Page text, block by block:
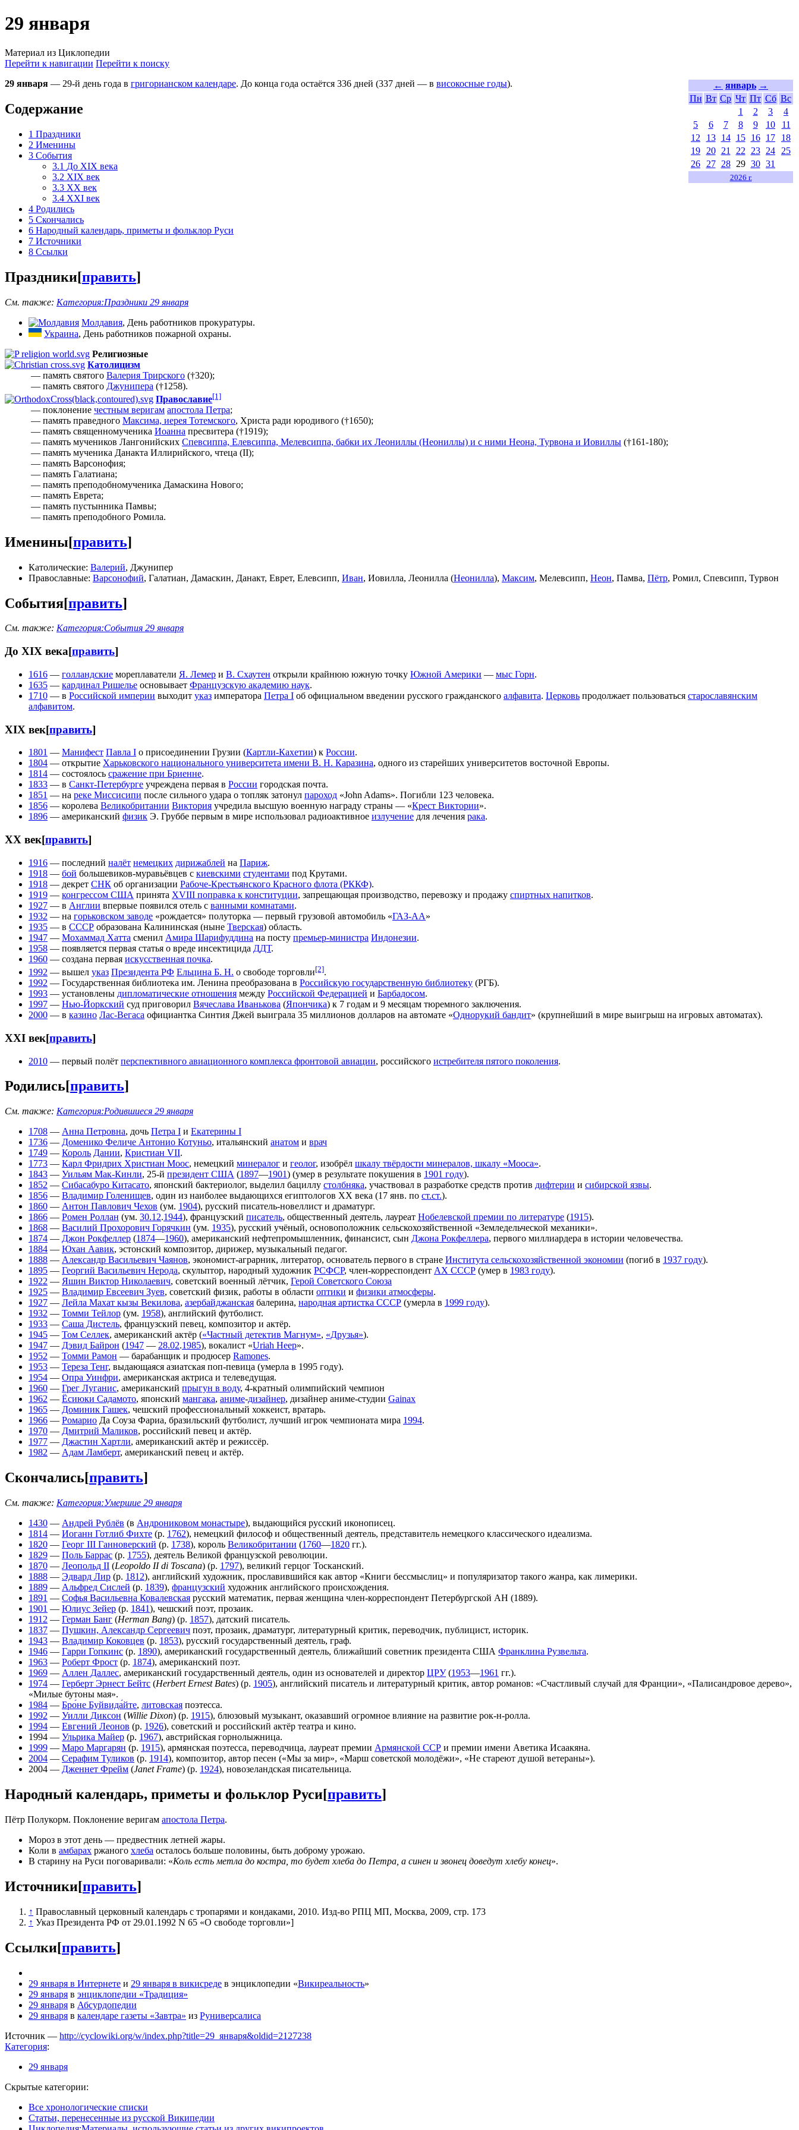
29 января
Материал из Циклопедии
Перейти к навигации Перейти к поиску
← январь →
Пн Вт Ср Чт Пт Сб Вс
1
2 3
4
5
6 7 8 9 10
11
12
13 14 15 16 17
18
19
20 21 22 23 24
25
26
27 28 29 30 31
2026 г.
29 января — 29-й день года в григорианском календаре. До конца года остаётся 336 дней (337 дней — в високосные годы).
Содержание
1 Праздники
2 Именины
3 События
3.1 До XIX века
3.2 XIX век
3.3 XX век
3.4 XXI век
4 Родились
5 Скончались
6 Народный календарь, приметы и фольклор Руси
7 Источники
8 Ссылки
Праздники[править]
См. также: Категория:Праздники 29 января
Молдавия, День работников прокуратуры.
Украина, День работников пожарной охраны.
Религиозные
Католицизм
— память святого Валерия Трирского (†320);
— память святого Джунипера (†1258).
Православие[1]
— поклонение честным веригам апостола Петра;
— память праведного Максима, иерея Тотемского, Христа ради юродивого (†1650);
— память священномученика Иоанна пресвитера (†1919);
— память мучеников Лангонийских Спевсиппа, Елевсиппа, Мелевсиппа, бабки их Леониллы (Неониллы) и с ними Неона, Турвона и Иовиллы (†161-180);
— память мученика Данакта Иллирийского, чтеца (II);
— память Варсонофия;
— память Галатиана;
— память преподобномученика Дамаскина Нового;
— память Еврета;
— память пустынника Памвы;
— память преподобного Ромила.
Именины[править]
Католические: Валерий, Джунипер
Православные: Варсонофий, Галатиан, Дамаскин, Данакт, Еврет, Елевсипп, Иван, Иовилла, Леонилла (Неонилла), Максим, Мелевсипп, Неон, Памва, Пётр, Ромил, Спевсипп, Турвон
События[править]
См. также: Категория:События 29 января
До XIX века[править]
1616 — голландские мореплаватели Я. Лемер и В. Схаутен открыли крайнюю южную точку Южной Америки — мыс Горн.
1635 — кардинал Ришелье основывает Французскую академию наук.
1710 — в Российской империи выходит указ императора Петра I об официальном введении русского гражданского алфавита. Церковь продолжает пользоваться старославянским
алфавитом.
XIX век[править]
1801 — Манифест Павла I о присоединении Грузии (Картли-Кахетии) к России.
1804 — открытие Харьковского национального университета имени В. Н. Каразина, одного из старейших университетов восточной Европы.
1814 — состоялось сражение при Бриенне.
1833 — в Санкт-Петербурге учреждена первая в России городская почта.
1851 — на реке Миссисипи после сильного удара о топляк затонул пароход «John Adams». Погибли 123 человека.
1856 — королева Великобритании Виктория учредила высшую военную награду страны — «Крест Виктории».
1896 — американский физик Э. Груббе первым в мире использовал радиоактивное излучение для лечения рака.
XX век[править]
1916 — последний налёт немецких дирижаблей на Париж.
1918 — бой большевиков-муравьёвцев с киевскими студентами под Крутами.
1918 — декрет СНК об организации Рабоче-Крестьянского Красного флота (РККФ).
1919 — конгрессом США принята XVIII поправка к конституции, запрещающая производство, перевозку и продажу спиртных напитков.
1927 — в Англии впервые появился отель с ванными комнатами.
1932 — на горьковском заводе «рождается» полуторка — первый грузовой автомобиль «ГАЗ-АА»
1935 — в СССР образована Калининская (ныне Тверская) область.
1947 — Мохаммад Хатта сменил Амира Шарифуддина на посту премьер-министра Индонезии.
1958 — появляется первая статья о вреде инсектицида ДДТ.
1960 — создана первая искусственная почка.
1992 — вышел указ Президента РФ Ельцина Б. Н. о свободе торговли[2].
1992 — Государственная библиотека им. Ленина преобразована в Российскую государственную библиотеку (РГБ).
1993 — установлены дипломатические отношения между Российской Федерацией и Барбадосом.
1997 — Нью-Йоркский суд приговорил Вячеслава Иванькова (Япончика) к 7 годам и 9 месяцам тюремного заключения.
2000 — в казино Лас-Вегаса официантка Синтия Джей выиграла 35 миллионов долларов на автомате «Однорукий бандит» (крупнейший в мире выигрыш на игровых автоматах).
XXI век[править]
2010 — первый полёт перспективного авиационного комплекса фронтовой авиации, российского истребителя пятого поколения.
Родились[править]
См. также: Категория:Родившиеся 29 января
1708 — Анна Петровна, дочь Петра I и Екатерины I
1736 — Доменико Феличе Антонио Котуньо, итальянский анатом и врач
1749 — Король Дании, Кристиан VII.
1773 — Карл Фридрих Христиан Моос, немецкий минералог и геолог, изобрёл шкалу твёрдости минералов, шкалу «Мооса».
1843 — Уильям Мак-Кинли, 25-й президент США (1897—1901) (умер в результате покушения в 1901 году).
1852 — Сибасабуро Китасато, японский бактериолог, выделил бациллу столбняка, участвовал в разработке средств против дифтерии и сибирской язвы.
1856 — Владимир Голенищев, один из наиболее выдающихся египтологов XX века (17 янв. по ст.ст.).
1860 — Антон Павлович Чехов (ум. 1904), русский писатель-новеллист и драматург.
1866 — Ромен Роллан (ум. 30.12.1944), французский писатель, общественный деятель, лауреат Нобелевской премии по литературе (1915).
1868 — Василий Прохорович Горячкин (ум. 1935), русский учёный, основоположник сельскохозяйственной «Земледельческой механики».
1874 — Джон Рокфеллер (1874—1960), американский нефтепромышленник, финансист, сын Джона Рокфеллера, первого миллиардера в истории человечества.
1884 — Юхан Аавик, эстонский композитор, дирижер, музыкальный педагог.
1888 — Александр Васильевич Чаянов, экономист-аграрник, литератор, основатель первого в стране Института сельскохозяйственной экономии (погиб в 1937 году).
1895 — Георгий Васильевич Нерода, скульптор, народный художник РСФСР, член-корреспондент АХ СССР (умер в 1983 году).
1922 — Яшин Виктор Николаевич, советский военный лётчик, Герой Советского Союза
1925 — Владимир Евсеевич Зуев, советский физик, работы в области оптики и физики атмосферы.
1927 — Лейла Махат кызы Векилова, азербайджанская балерина, народная артистка СССР (умерла в 1999 году).
1932 — Томми Тейлор (ум. 1958), английский футболист.
1933 — Саша Дистель, французский певец, композитор и актёр.
1945 — Том Селлек, американский актёр («Частный детектив Магнум», «Друзья»).
1947 — Дэвид Байрон (1947 — 28.02.1985), вокалист «Uriah Heep».
1952 — Томми Рамон — барабанщик и продюсер Ramones.
1953 — Тереза Тенг, выдающаяся азиатская поп-певица (умерла в 1995 году).
1954 — Опра Уинфри, американская актриса и телеведущая.
1960 — Грег Луганис, американский прыгун в воду, 4-кратный олимпийский чемпион
1962 — Ёсиюки Садамото, японский мангака, аниме-дизайнер, дизайнер аниме-студии Gainax
1965 — Доминик Гашек, чешский профессиональный хоккеист, вратарь.
1966 — Ромарио Да Соуза Фариа, бразильский футболист, лучший игрок чемпионата мира 1994.
1970 — Дмитрий Маликов, российский певец и актёр.
1977 — Джастин Хартли, американский актёр и режиссёр.
1982 — Адам Ламберт, американский певец и актёр.
Скончались[править]
См. также: Категория:Умершие 29 января
1430 — Андрей Рублёв (в Андрониковом монастыре), выдающийся русский иконописец.
1814 — Иоганн Готлиб Фихте (р. 1762), немецкий философ и общественный деятель, представитель немецкого классического идеализма.
1820 — Георг III Ганноверский (р. 1738), король Великобритании (1760—1820 гг.).
1829 — Поль Баррас (р. 1755), деятель Великой французской революции.
1870 — Леопольд II (Leopoldo II di Toscana) (р. 1797), великий герцог Тосканский.
1888 — Эдвард Лир (р. 1812), английский художник, прославившийся как автор «Книги бессмыслиц» и популяризатор такого жанра, как лимерики.
1889 — Альфред Сислей (р. 1839), французский художник английского происхождения.
1891 — Софья Васильевна Ковалевская русский математик, первая женщина член-корреспондент Петербургской АН (1889).
1901 — Юлиус Зейер (р. 1841), чешский поэт, прозаик.
1912 — Герман Банг (Herman Bang) (р. 1857), датский писатель.
1837 — Пушкин, Александр Сергеевич поэт, прозаик, драматург, литературный критик, переводчик, публицист, историк.
1943 — Владимир Коковцев (р. 1853), русский государственный деятель, граф.
1946 — Гарри Гопкинс (р. 1890), американский государственный деятель, ближайший советник президента США Франклина Рузвельта.
1963 — Роберт Фрост (р. 1874), американский поэт.
1969 — Аллен Даллес, американский государственный деятель, один из основателей и директор ЦРУ(1953—1961 гг.).
1974 — Герберт Эрнест Бейтс (Herbert Ernest Bates) (р. 1905), английский писатель и литературный критик, автор романов: «Счастливый случай для Франции», «Палисандровое дерево»,
«Милые бутоны мая».
1984 — Бро́не Буйвида́йте, литовская поэтесса.
1992 — Уилли Диксон (Willie Dixon) (р. 1915), блюзовый музыкант, оказавший огромное влияние на развитие рок-н-ролла.
1994 — Евгений Леонов (р. 1926), советский и российский актёр театра и кино.
1994 — Ульрика Майер (р. 1967), австрийская горнолыжница.
1999 — Маро Маргарян (р. 1915), армянская поэтесса, переводчица, лауреат премии Армянской ССР и премии имени Аветика Исаакяна.
2004 — Серафим Туликов (р. 1914), композитор, автор песен («Мы за мир», «Марш советской молодёжи», «Не стареют душой ветераны»).
2004 — Дженнет Фрейм (Janet Frame) (р. 1924), новозеландская писательница.
Народный календарь, приметы и фольклор Руси[править]
Пётр Полукорм. Поклонение веригам апостола Петра.
Мороз в этот день — предвестник летней жары.
Коли в амбарах ржаного хлеба осталось больше половины, быть доброму урожаю.
В старину на Руси поговаривали: «Коль есть метла до костра, то будет хлеба до Петра, а синен и звонец доведут хлебу конец».
Источники[править]
↑ Православный церковный календарь с тропарями и кондаками, 2010. Изд-во РПЦ МП, Москва, 2009, стр. 173
↑ Указ Президента РФ от 29.01.1992 N 65 «О свободе торговли»]
Ссылки[править]
29 января в Интернете и 29 января в викисреде в энциклопедии «Викиреальность»
29 января в энциклопедии «Традиция»
29 января в Абсурдопедии
29 января в календаре газеты «Завтра» из Руниверсалиса
Источник — http://cyclowiki.org/w/index.php?title=29_января&oldid=2127238
Категория:
29 января
Скрытые категории:
Все хронологические списки
Статьи, перенесенные из русской Википедии